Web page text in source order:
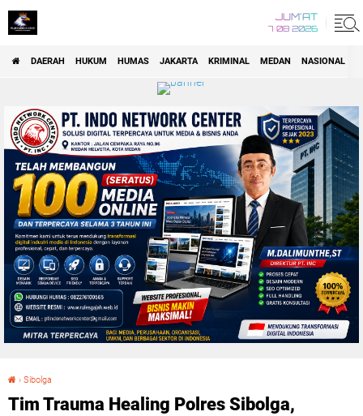
JUM'AT
7 08 2026
DAERAH HUKUM HUMAS JAKARTA KRIMINAL MEDAN NASIONAL
› Sibolga
Tim Trauma Healing Polres Sibolga,